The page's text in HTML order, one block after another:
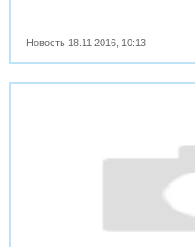
Новость 18.11.2016 10:13